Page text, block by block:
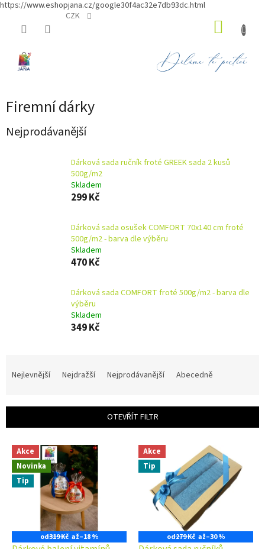
https://www.eshopjana.cz/google30f4ac32e7db93dc.html
CZK
Firemní dárky
Nejprodávanější
Dárková sada ručník froté GREEK sada 2 kusů
500g/m2
Skladem
299 Kč
Dárková sada osušek COMFORT 70x140 cm froté
500g/m2 - barva dle výběru
Skladem
470 Kč
Dárková sada COMFORT froté 500g/m2 - barva dle
výběru
Skladem
349 Kč
í
Nejlevnější Nejdražší Nejprodávanější Abecedně
OTEVŘÍT FILTR
p
Akce
Novinka
Tip
od319 Kč až–18 %
Akce
Tip
od279 Kč až–30 %